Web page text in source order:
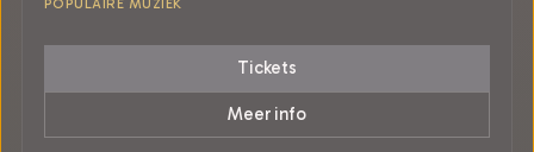
POPULAIRE MUZIEK
Tickets
Meer info